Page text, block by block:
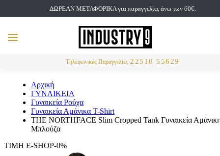
ΔΩΡΕΑΝ ΜΕΤΑΦΟΡΙΚΑ για παραγγελίες άνω των 60€.
Τηλεφωνικές Παραγγελίες 22510 55629
MENU
Αρχική
ΓΥΝΑΙΚΕΙΑ
Γυναικεία Ρούχα
Γυναικεία Αμάνικα T-Shirt
THE NORTHFACE Slim Cropped Tank Γυναικεία
Μπλούζα
ΤΙΜΗ E-SHOP-0%